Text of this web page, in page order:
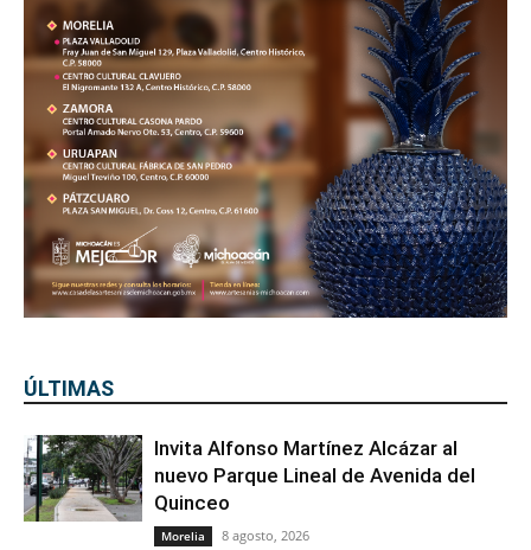
ÚLTIMAS
Invita Alfonso Martínez Alcázar al
nuevo Parque Lineal de Avenida del
Quinceo
Morelia 8 agosto, 2026